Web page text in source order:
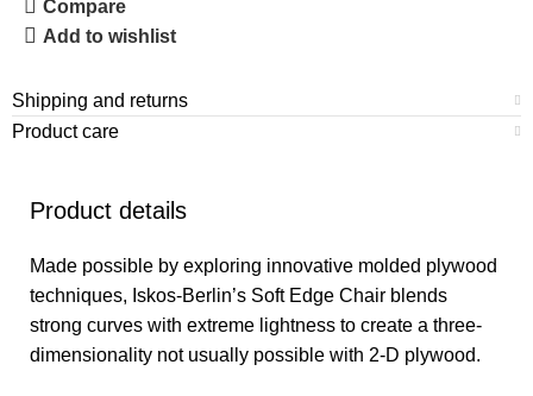
Compare
Add to wishlist
Shipping and returns
Product care
Product details
Made possible by exploring innovative molded plywood
techniques, Iskos-Berlin’s Soft Edge Chair blends
strong curves with extreme lightness to create a three-
dimensionality not usually possible with 2-D plywood.